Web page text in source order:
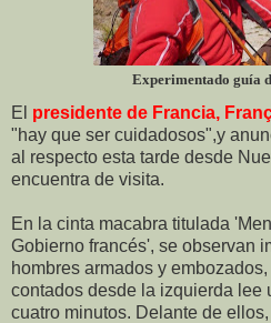
Experimentado guía
El presidente de Francia,
"hay que ser cuidadosos",y
al respecto esta tarde desde
encuentra de visita.
En la cinta macabra titulada
Gobierno francés', se observan
hombres armados y
contados desde la izquierda lee
cuatro minutos. Delante de